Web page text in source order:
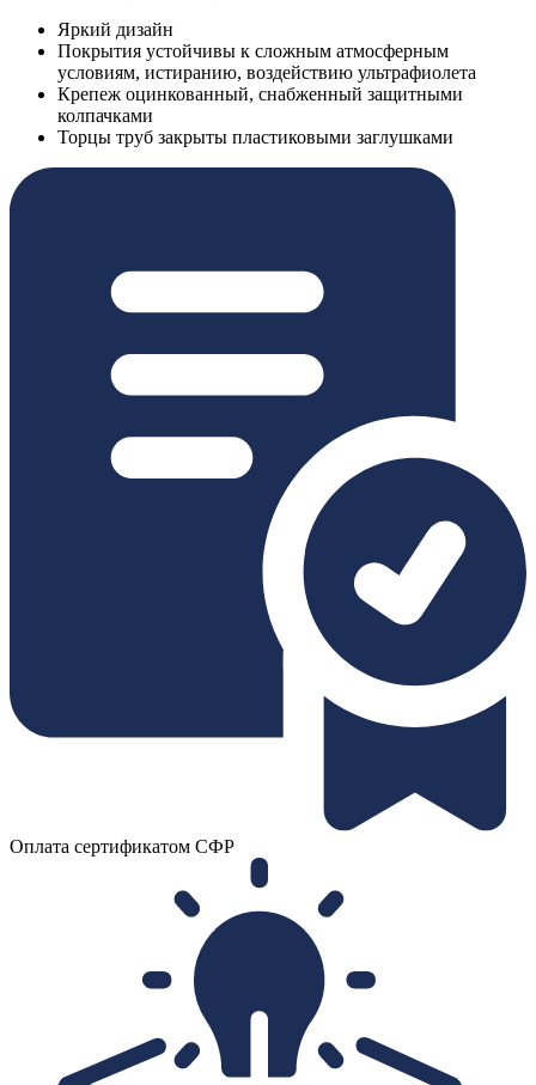
Яркий дизайн
Покрытия устойчивы к сложным атмосферным
условиям, истиранию, воздействию ультрафиолета
Крепеж оцинкованный, снабженный защитными
колпачками
Торцы труб закрыты пластиковыми заглушками
Оплата сертификатом СФР